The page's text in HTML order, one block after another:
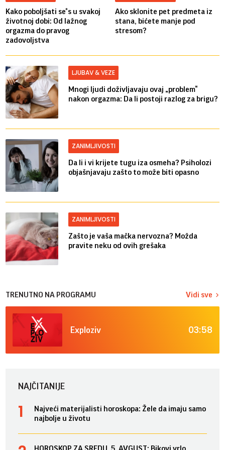
Kako poboljšati se*s u svakoj
životnoj dobi: Od lažnog
orgazma do pravog
zadovoljstva
Ako sklonite pet predmeta iz
stana, bićete manje pod
stresom?
LJUBAV & VEZE
Mnogi ljudi doživljavaju ovaj „problem“
nakon orgazma: Da li postoji razlog za brigu?
ZANIMLJIVOSTI
Da li i vi krijete tugu iza osmeha? Psiholozi
objašnjavaju zašto to može biti opasno
ZANIMLJIVOSTI
Zašto je vaša mačka nervozna? Možda
pravite neku od ovih grešaka
TRENUTNO NA PROGRAMU Vidi sve
Exploziv 03:58
NAJČITANIJE
Najveći materijalisti horoskopa: Žele da imaju samo
najbolje u životu